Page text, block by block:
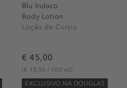
Blu Indaco
Body Lotion
Loção de Corpo
€ 45,00
(€ 18,00 / 100 ml)
EXCLUSIVO NA DOUGLAS